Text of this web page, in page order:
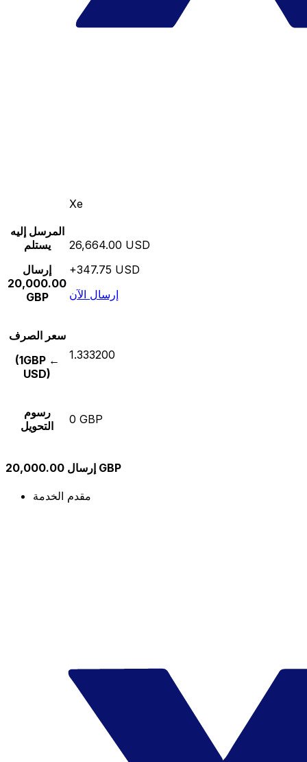
Xe
المرسل إليه
يستلم
إرسال
20,000.00
GBP
26,664.00 USD
+347.75 USD
إرسال الآن
سعر الصرف
(1GBP ←
USD)
1.333200
رسوم
التحويل
0 GBP
إرسال 20,000.00 GBP
مقدم الخدمة